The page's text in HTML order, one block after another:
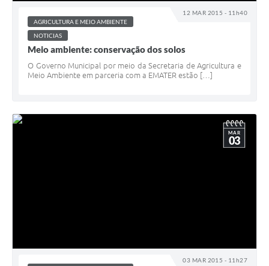
12 MAR 2015 - 11h40
AGRICULTURA E MEIO AMBIENTE
NOTICIAS
Meio ambiente: conservação dos solos
O Governo Municipal por meio da Secretaria de Agricultura e
Meio Ambiente em parceria com a EMATER estão […]
03 MAR 2015 - 11h27
MAR
03